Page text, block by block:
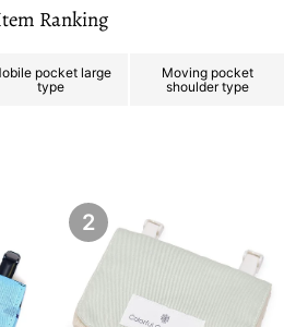
Ranking
2
pocket large
type
Moving pocket
shoulder type